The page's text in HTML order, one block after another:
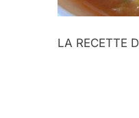
LA RECETTE